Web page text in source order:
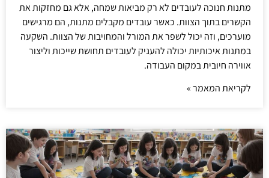
מתנות חנוכה לעובדים לא רק מביאות שמחה, אלא גם מחזקות את
הקשרים בתוך הצוות. כאשר עובדים מקבלים מתנות, הם מרגישים
מוערכים, וזה יכול לשפר את המורל והמחויבות של הצוות. השקעה
במתנות איכותיות יכולה להעניק לעובדים תחושת שייכות וליצור
אווירה חיובית במקום העבודה.
לקריאת המאמר »